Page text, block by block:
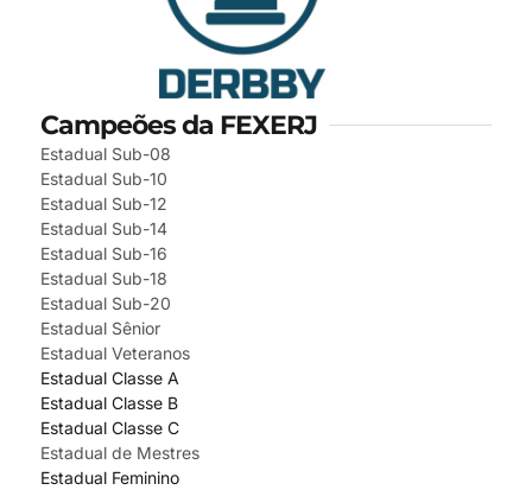
Campeões da FEXERJ
Estadual Sub-08
Estadual Sub-10
Estadual Sub-12
Estadual Sub-14
Estadual Sub-16
Estadual Sub-18
Estadual Sub-20
Estadual Sênior
Estadual Veteranos
Estadual Classe A
Estadual Classe B
Estadual Classe C
Estadual de Mestres
Estadual Feminino